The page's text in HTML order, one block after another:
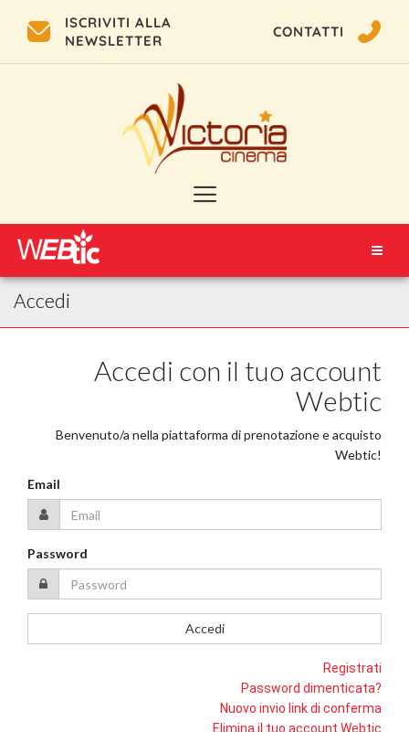
ISCRIVITI ALLA
NEWSLETTER
CONTATTI